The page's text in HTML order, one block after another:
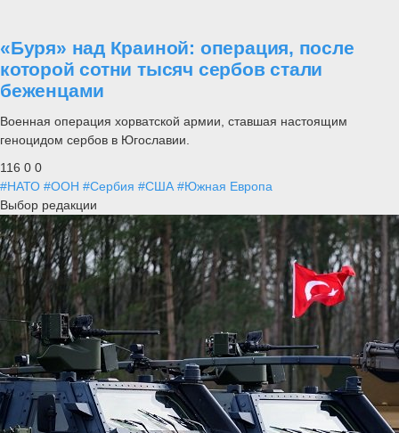
«Буря» над Краиной: операция, после
которой сотни тысяч сербов стали
беженцами
Военная операция хорватской армии, ставшая настоящим
геноцидом сербов в Югославии.
116 0 0
#НАТО #ООН #Сербия #США #Южная Европа
Выбор редакции